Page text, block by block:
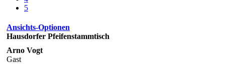
5
Ansichts-Optionen
Hausdorfer Pfeifenstammtisch
Arno Vogt
Gast